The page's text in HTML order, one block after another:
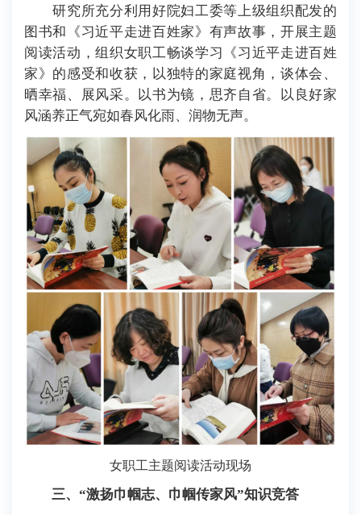
研究所充分利用好院妇工委等上级组织配发的
图书和《习近平走进百姓家》有声故事，开展主题
阅读活动，组织女职工畅谈学习《习近平走进百姓
家》的感受和收获，以独特的家庭视角，谈体会、
晒幸福、展风采。以书为镜，思齐自省。以良好家
风涵养正气宛如春风化雨、润物无声。
女职工主题阅读活动现场
三、“激扬巾帼志、巾帼传家风”知识竞答